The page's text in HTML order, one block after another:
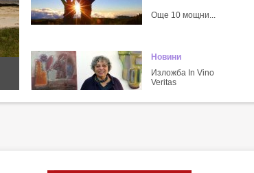
Още 10 мощни...
Новини
Изложба In Vino
Veritas